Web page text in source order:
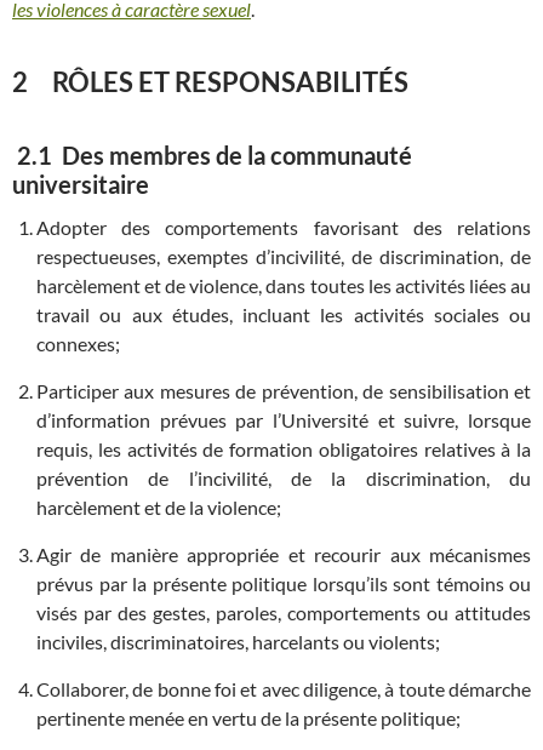
les violences à caractère sexuel.
2 RÔLES ET RESPONSABILITÉS
2.1 Des membres de la communauté
universitaire
Adopter des comportements favorisant des relations
respectueuses, exemptes d’incivilité, de discrimination, de
harcèlement et de violence, dans toutes les activités liées au
travail ou aux études, incluant les activités sociales ou
connexes;
Participer aux mesures de prévention, de sensibilisation et
d’information prévues par l’Université et suivre, lorsque
requis, les activités de formation obligatoires relatives à la
prévention de l’incivilité, de la discrimination, du
harcèlement et de la violence;
Agir de manière appropriée et recourir aux mécanismes
prévus par la présente politique lorsqu’ils sont témoins ou
visés par des gestes, paroles, comportements ou attitudes
inciviles, discriminatoires, harcelants ou violents;
Collaborer, de bonne foi et avec diligence, à toute démarche
pertinente menée en vertu de la présente politique;